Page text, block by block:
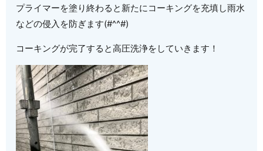
プライマーを塗り終わると新たにコーキングを充填し雨水
などの侵入を防ぎます(#^^#)
コーキングが完了すると高圧洗浄をしていきます！